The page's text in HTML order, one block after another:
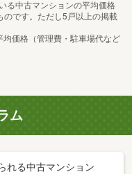
る中古マンションの平均価格
のです。ただし5戸以上の掲載
均価格（管理費・駐車場代など
ム
れる中古マンション